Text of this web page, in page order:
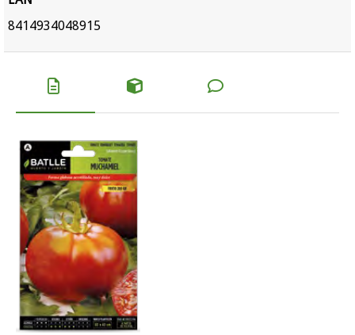
8414934048915